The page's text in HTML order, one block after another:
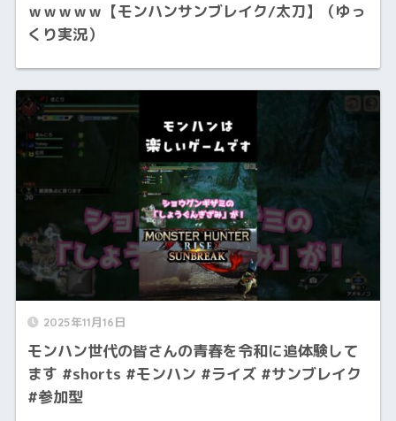
ｗｗｗｗｗ【モンハンサンブレイク/太刀】（ゆっ
くり実況）
2025年11月16日
モンハン世代の皆さんの青春を令和に追体験して
ます #shorts #モンハン #ライズ #サンブレイク
#参加型